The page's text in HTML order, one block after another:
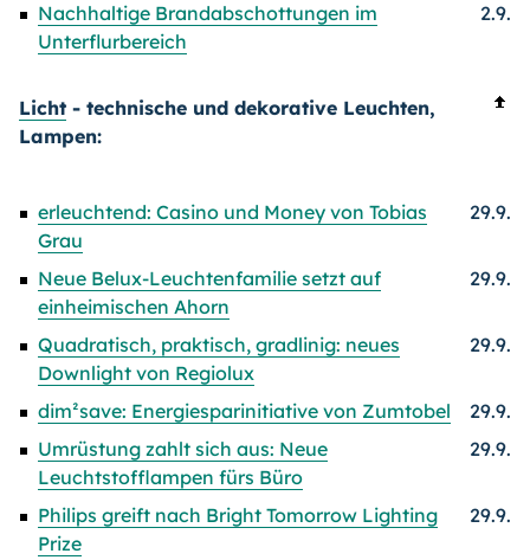
Nachhaltige Brandabschottungen im
Unterflurbereich
2.9.
Licht - technische und dekorative Leuchten,
Lampen:
erleuchtend: Casino und Money von Tobias
Grau
29.9.
Neue Belux-Leuchtenfamilie setzt auf
einheimischen Ahorn
29.9.
Quadratisch, praktisch, gradlinig: neues
Downlight von Regiolux
29.9.
dim²save: Energiesparinitiative von Zumtobel
29.9.
Umrüstung zahlt sich aus: Neue
Leuchtstofflampen fürs Büro
29.9.
Philips greift nach Bright Tomorrow Lighting
Prize
29.9.